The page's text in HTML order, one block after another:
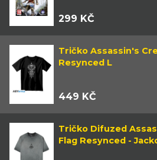
299 KČ
Tričko Assassin's
Resynced L
449 KČ
Tričko Difuzed
Flag Resynced -